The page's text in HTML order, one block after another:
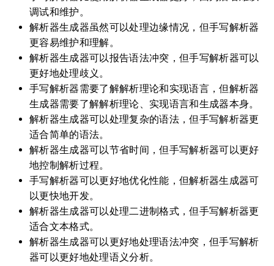
调试和维护。
解析器生成器虽然可以处理边缘情况，但手写解析器
更容易维护和理解。
解析器生成器可以报告语法冲突，但手写解析器可以
更好地处理歧义。
手写解析器需要了解解析理论和实现语言，但解析器
生成器需要了解解析理论、实现语言和生成器本身。
解析器生成器可以处理复杂的语法，但手写解析器更
适合简单的语法。
解析器生成器可以节省时间，但手写解析器可以更好
地控制解析过程。
手写解析器可以更好地优化性能，但解析器生成器可
以更快地开发。
解析器生成器可以处理二进制格式，但手写解析器更
适合文本格式。
解析器生成器可以更好地处理语法冲突，但手写解析
器可以更好地处理语义分析。